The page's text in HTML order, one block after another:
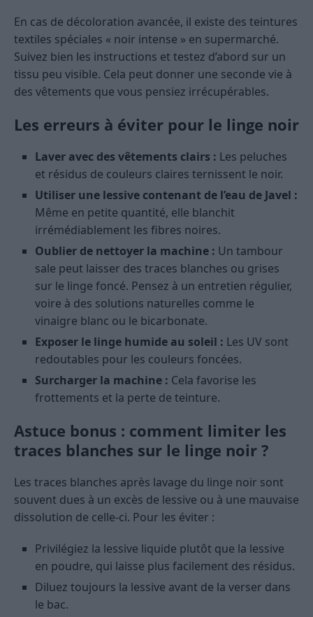
En cas de décoloration avancée, il existe des teintures
textiles spéciales « noir intense » en supermarché.
Suivez bien les instructions et testez d’abord sur un
tissu peu visible. Cela peut donner une seconde vie à
des vêtements que vous pensiez irrécupérables.
Les erreurs à éviter pour le linge noir
Laver avec des vêtements clairs : Les peluches
et résidus de couleurs claires ternissent le noir.
Utiliser une lessive contenant de l’eau de Javel :
Même en petite quantité, elle blanchit
irrémédiablement les fibres noires.
Oublier de nettoyer la machine : Un tambour
sale peut laisser des traces blanches ou grises
sur le linge foncé. Pensez à un entretien régulier,
voire à des solutions naturelles comme le
vinaigre blanc ou le bicarbonate.
Exposer le linge humide au soleil : Les UV sont
redoutables pour les couleurs foncées.
Surcharger la machine : Cela favorise les
frottements et la perte de teinture.
Astuce bonus : comment limiter les
traces blanches sur le linge noir ?
Les traces blanches après lavage du linge noir sont
souvent dues à un excès de lessive ou à une mauvaise
dissolution de celle-ci. Pour les éviter :
Privilégiez la lessive liquide plutôt que la lessive
en poudre, qui laisse plus facilement des résidus.
Diluez toujours la lessive avant de la verser dans
le bac.